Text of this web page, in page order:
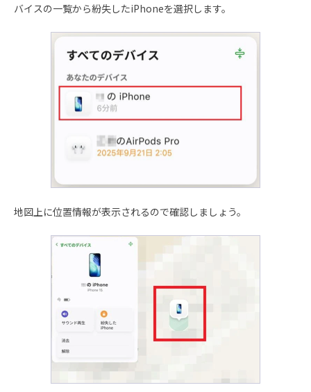
バイスの一覧から紛失したiPhoneを選択します。
地図上に位置情報が表示されるので確認しましょう。